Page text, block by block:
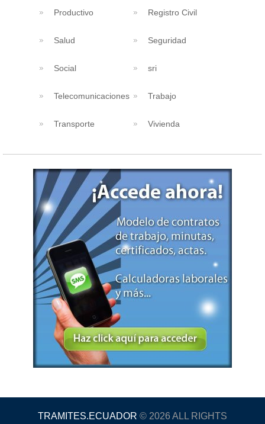
Productivo Registro Civil
Salud Seguridad
Social sri
Telecomunicaciones Trabajo
Transporte Vivienda
TRAMITES.ECUADOR © 2026 ALL RIGHTS